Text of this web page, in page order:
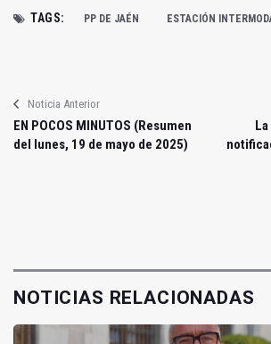
TAGS: PP DE JAÉN ESTACIÓN
Noticia Anterior
EN POCOS MINUTOS (Resumen
del lunes, 19 de mayo de 2025)
NOTICIAS RELACIONADAS